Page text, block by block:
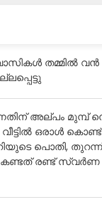
തമ്മിൽ
അല്പം മുമ്പ്
ഒരാൾ
പൊതി,
കണ്ടത് രണ്ട്